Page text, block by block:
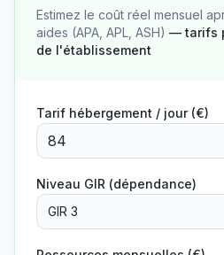
Estimez le coût réel mensuel
aides (APA, APL, ASH) — tarifs
de l'établissement
Tarif hébergement / jour (€)
Niveau GIR (dépendance)
GIR 3